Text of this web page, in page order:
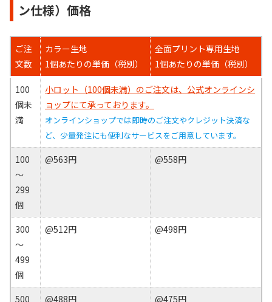
ン仕様）価格
ご注
文数
カラー生地
1個あたりの単価（税別）
全面プリント専用生地
1個あたりの単価（税別）
100
個未
満
小ロット（100個未満）のご注文は、公式オンラインシ
ョップにて承っております。
オンラインショップでは即時のご注文やクレジット決済な
ど、少量発注にも便利なサービスをご用意しています。
100
～
299
個
@563円 @558円
300
～
499
個
@512円 @498円
500
@488円 @475円